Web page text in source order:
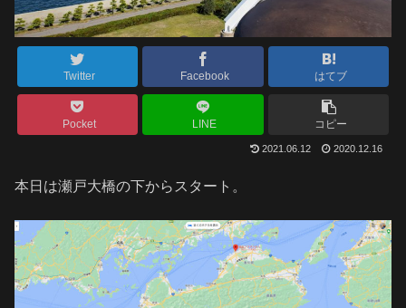
Twitter Facebook はてブ
Pocket LINE コピー
2021.06.12 2020.12.16
本日は瀬戸大橋の下からスタート。